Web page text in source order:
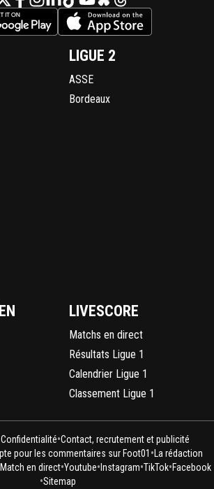
LIGUE 2
ASSE
Bordeaux
LIVESCORE
Matchs en direct
Résultats Ligue 1
Calendrier Ligue 1
Classement Ligue 1
•Contact, recrutement et publicité
pour les commentaires sur Foot01 •La rédaction
Match en direct•Youtube• Instagram•TikTok•Facebook
•Sitemap